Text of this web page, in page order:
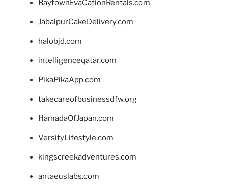
BaytownEvaCationRentals.com
JabalpurCakeDelivery.com
halobjd.com
intelligenceqatar.com
PikaPikaApp.com
takecareofbusinessdfw.org
HamadaOfJapan.com
VersifyLifestyle.com
kingscreekadventures.com
antaeuslabs.com